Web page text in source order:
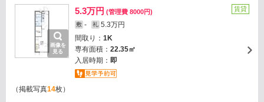
画像を
見る
5.3万円 (管理費 8000円)
敷 - 礼 5.3万円
間取り： 1K
専有面積： 22.35㎡
入居時期： 即
賃貸
（掲載写真14枚）